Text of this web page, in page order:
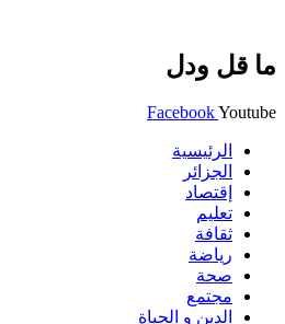
ما قل ودل
FacebookYoutube
الرئيسية
الجزائر
إقتصاد
تعليم
ثقافة
رياضة
صحة
مجتمع
الدين و الحياة